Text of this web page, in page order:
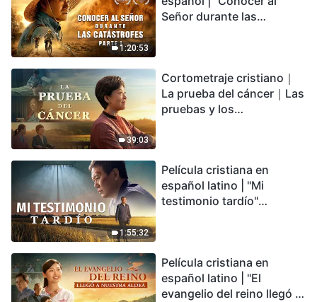
1:20:53
Señor durante las
encontrarás refugio?
39:03
Cortometraje cristiano｜
La prueba del cáncer｜Las
pruebas y los
1:55:32
Película cristiana en
español latino | "Mi
testimonio tardío"
conmovedor
Película cristiana en
español latino | "El
evangelio del reino llegó a